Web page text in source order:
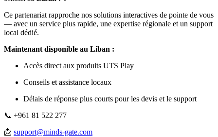
Ce partenariat rapproche nos solutions interactives de pointe de vous
— avec un service plus rapide, une expertise régionale et un support
local dédié.
Maintenant disponible au Liban :
Accès direct aux produits UTS Play
Conseils et assistance locaux
Délais de réponse plus courts pour les devis et le support
📞 +961 81 522 277
📩 support@minds-gate.com